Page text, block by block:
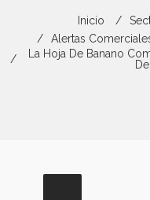
Inicio
Alertas
La Hoja De Banano